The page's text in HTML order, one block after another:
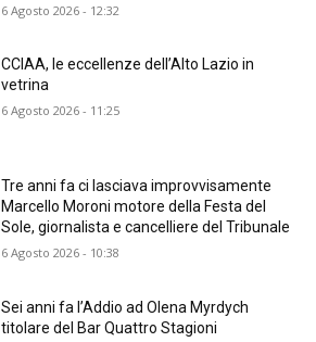
6 Agosto 2026 - 12:32
CCIAA, le eccellenze dell’Alto Lazio in
vetrina
6 Agosto 2026 - 11:25
Tre anni fa ci lasciava improvvisamente
Marcello Moroni motore della Festa del
Sole, giornalista e cancelliere del Tribunale
6 Agosto 2026 - 10:38
Sei anni fa l’Addio ad Olena Myrdych
titolare del Bar Quattro Stagioni